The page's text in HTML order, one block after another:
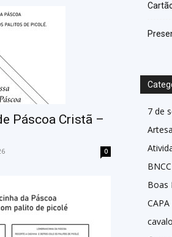
Páscoa Cristã –
0
7 de
Boas
cavalo